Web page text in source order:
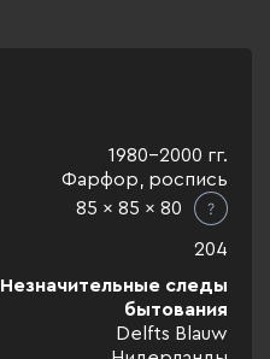
1980-2000 гг.
Фарфор, роспись
85 x 85 x 80
204
Незначительные следы
бытования
Delfts Blauw